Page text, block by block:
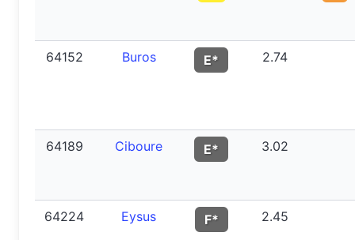
64152 Buros E* 2.74
64189 Ciboure E* 3.02
64224 Eysus F* 2.45